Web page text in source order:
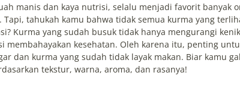
manis dan kaya nutrisi, selalu menjadi favorit banyak
Tapi, tahukah kamu bahwa tidak semua kurma yang
Kurma yang sudah busuk tidak hanya mengurangi
membahayakan kesehatan. Oleh karena itu, penting
dan kurma yang sudah tidak layak makan. Biar kamu
tekstur, warna, aroma, dan rasanya!